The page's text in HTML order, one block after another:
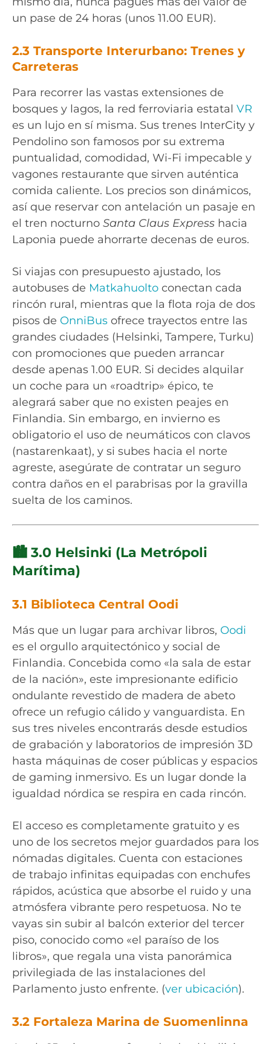
un pase de 24 horas (unos 11.00 EUR).
2.3 Transporte Interurbano: Trenes y
Carreteras
Para recorrer las vastas extensiones de
bosques y lagos, la red ferroviaria estatal VR
es un lujo en sí misma. Sus trenes InterCity y
Pendolino son famosos por su extrema
puntualidad, comodidad, Wi-Fi impecable y
vagones restaurante que sirven auténtica
comida caliente. Los precios son dinámicos,
así que reservar con antelación un pasaje en
el tren nocturno Santa Claus Express hacia
Laponia puede ahorrarte decenas de euros.
Si viajas con presupuesto ajustado, los
autobuses de Matkahuolto conectan cada
rincón rural, mientras que la flota roja de dos
pisos de OnniBus ofrece trayectos entre las
grandes ciudades (Helsinki, Tampere, Turku)
con promociones que pueden arrancar
desde apenas 1.00 EUR. Si decides alquilar
un coche para un «roadtrip» épico, te
alegrará saber que no existen peajes en
Finlandia. Sin embargo, en invierno es
obligatorio el uso de neumáticos con clavos
(nastarenkaat), y si subes hacia el norte
agreste, asegúrate de contratar un seguro
contra daños en el parabrisas por la gravilla
suelta de los caminos.
🏙️ 3.0 Helsinki (La Metrópoli
Marítima)
3.1 Biblioteca Central Oodi
Más que un lugar para archivar libros, Oodi
es el orgullo arquitectónico y social de
Finlandia. Concebida como «la sala de estar
de la nación», este impresionante edificio
ondulante revestido de madera de abeto
ofrece un refugio cálido y vanguardista. En
sus tres niveles encontrarás desde estudios
de grabación y laboratorios de impresión 3D
hasta máquinas de coser públicas y espacios
de gaming inmersivo. Es un lugar donde la
igualdad nórdica se respira en cada rincón.
El acceso es completamente gratuito y es
uno de los secretos mejor guardados para los
nómadas digitales. Cuenta con estaciones
de trabajo infinitas equipadas con enchufes
rápidos, acústica que absorbe el ruido y una
atmósfera vibrante pero respetuosa. No te
vayas sin subir al balcón exterior del tercer
piso, conocido como «el paraíso de los
libros», que regala una vista panorámica
privilegiada de las instalaciones del
Parlamento justo enfrente. (ver ubicación).
3.2 Fortaleza Marina de Suomenlinna